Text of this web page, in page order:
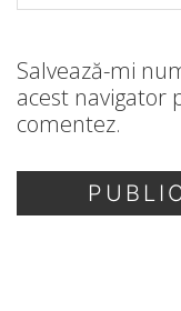
Salvează-mi
acest navigator
comentez.